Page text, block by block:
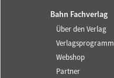
Bahn Fachverlag
Über den Verlag
Verlagsprogramm
Webshop
Partner